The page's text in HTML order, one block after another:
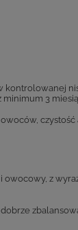
kontrolowanej
minimum 3
owocowy, z